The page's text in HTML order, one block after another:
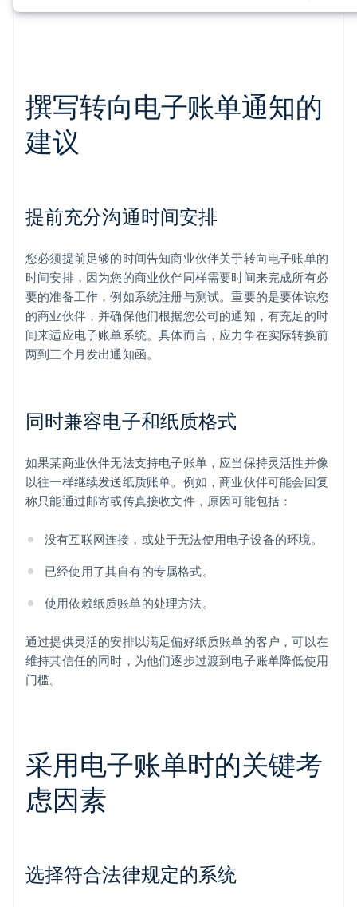
撰写转向电子账单通知的
建议
提前充分沟通时间安排
您必须提前足够的时间告知商业伙伴关于转向电子账单的
时间安排，因为您的商业伙伴同样需要时间来完成所有必
要的准备工作，例如系统注册与测试。重要的是要体谅您
的商业伙伴，并确保他们根据您公司的通知，有充足的时
间来适应电子账单系统。具体而言，应力争在实际转换前
两到三个月发出通知函。
同时兼容电子和纸质格式
如果某商业伙伴无法支持电子账单，应当保持灵活性并像
以往一样继续发送纸质账单。例如，商业伙伴可能会回复
称只能通过邮寄或传真接收文件，原因可能包括：
没有互联网连接，或处于无法使用电子设备的环境。
已经使用了其自有的专属格式。
使用依赖纸质账单的处理方法。
通过提供灵活的安排以满足偏好纸质账单的客户，可以在
维持其信任的同时，为他们逐步过渡到电子账单降低使用
门槛。
采用电子账单时的关键考
虑因素
选择符合法律规定的系统